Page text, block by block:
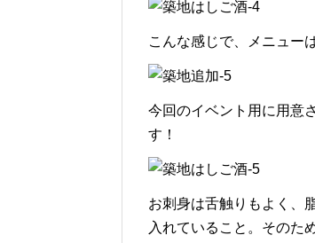
こんな感じで、メニュー
今回のイベント用に用意
す！
お刺身は舌触りもよく、
入れていること。そのた